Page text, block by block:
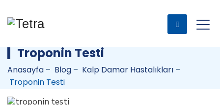
Troponin Testi
Anasayfa – Blog – Kalp Damar Hastalıkları –
Troponin Testi